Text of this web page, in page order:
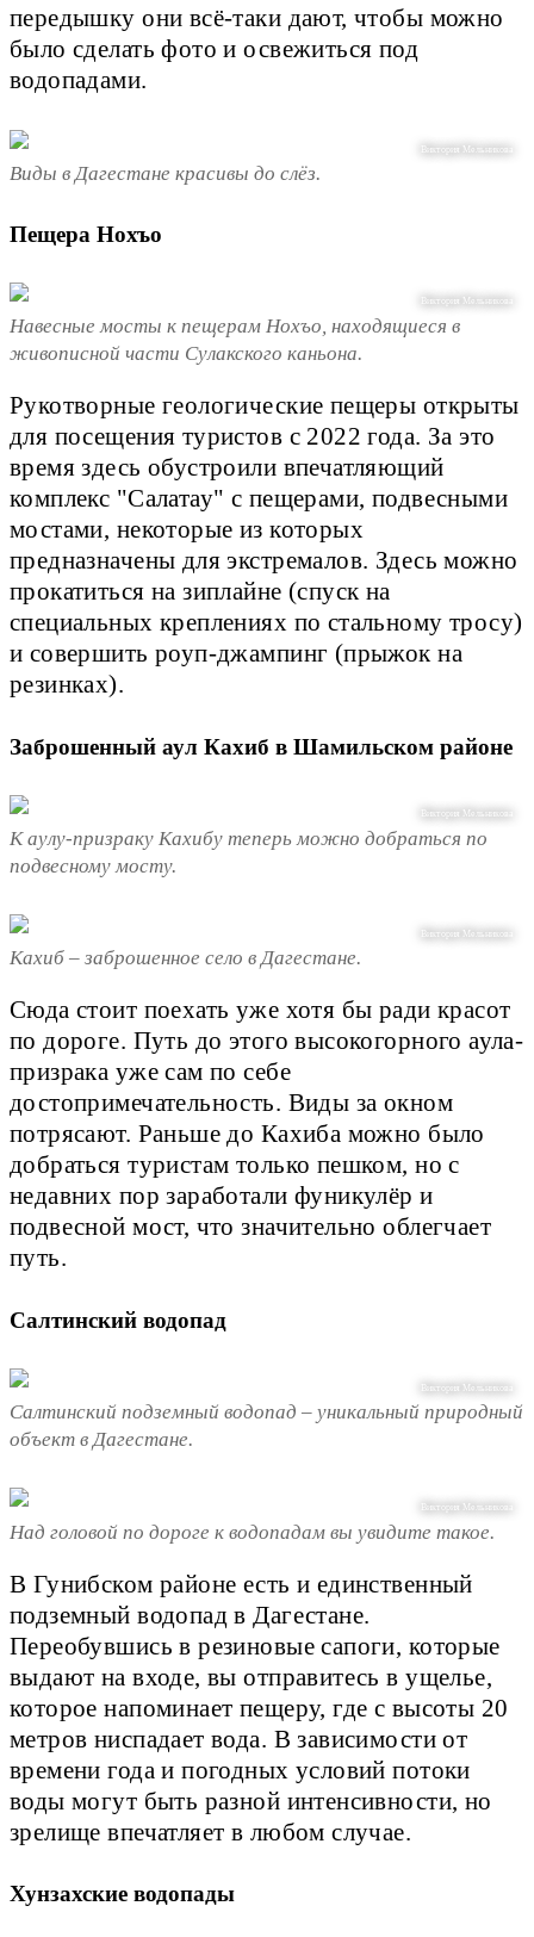
передышку они всё-таки дают, чтобы можно
было сделать фото и освежиться под
водопадами.
Виктория Мельникова
Виды в Дагестане красивы до слёз.
Пещера Нохъо
Виктория Мельникова
Навесные мосты к пещерам Нохъо, находящиеся в
живописной части Сулакского каньона.
Рукотворные геологические пещеры открыты
для посещения туристов с 2022 года. За это
время здесь обустроили впечатляющий
комплекс "Салатау" с пещерами, подвесными
мостами, некоторые из которых
предназначены для экстремалов. Здесь можно
прокатиться на зиплайне (спуск на
специальных креплениях по стальному тросу)
и совершить роуп-джампинг (прыжок на
резинках).
Заброшенный аул Кахиб в Шамильском районе
Виктория Мельникова
К аулу-призраку Кахибу теперь можно добраться по
подвесному мосту.
Виктория Мельникова
Кахиб – заброшенное село в Дагестане.
Сюда стоит поехать уже хотя бы ради красот
по дороге. Путь до этого высокогорного аула-
призрака уже сам по себе
достопримечательность. Виды за окном
потрясают. Раньше до Кахиба можно было
добраться туристам только пешком, но с
недавних пор заработали фуникулёр и
подвесной мост, что значительно облегчает
путь.
Салтинский водопад
Виктория Мельникова
Салтинский подземный водопад – уникальный природный
объект в Дагестане.
Виктория Мельникова
Над головой по дороге к водопадам вы увидите такое.
В Гунибском районе есть и единственный
подземный водопад в Дагестане.
Переобувшись в резиновые сапоги, которые
выдают на входе, вы отправитесь в ущелье,
которое напоминает пещеру, где с высоты 20
метров ниспадает вода. В зависимости от
времени года и погодных условий потоки
воды могут быть разной интенсивности, но
зрелище впечатляет в любом случае.
Хунзахские водопады